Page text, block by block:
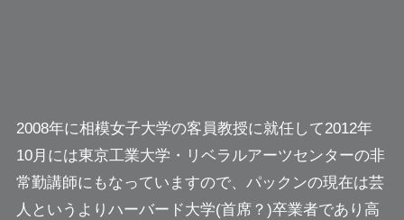
2008年に相模女子大学の客員教授に就任して2012年
10月には東京工業大学・リベラルアーツセンターの非
常勤講師にもなっていますので、パックンの現在は芸
人というよりハーバード大学(首席？)卒業者であり高